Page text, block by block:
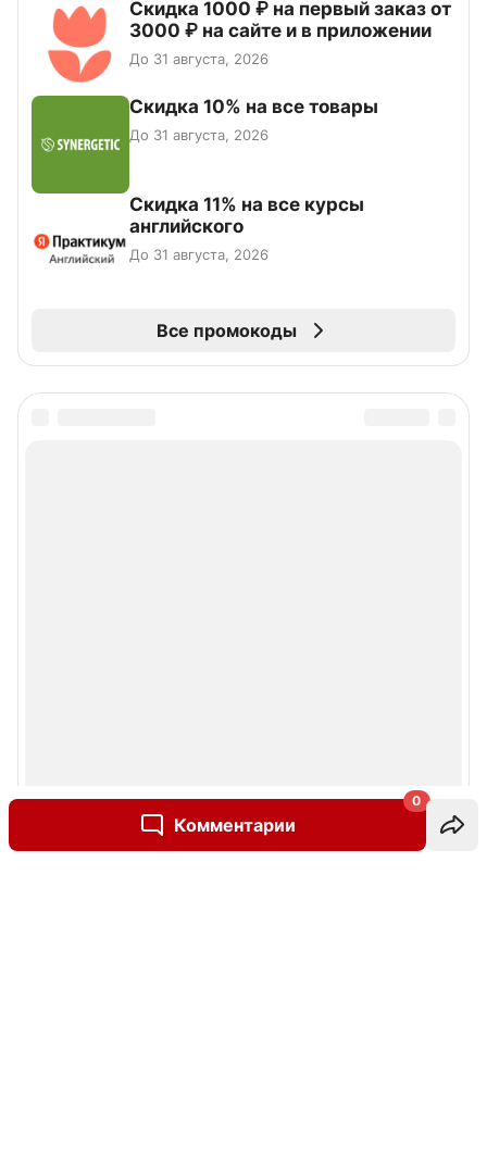
Комментарии
0
Скидка 1000 ₽ на первый заказ от
3000 ₽ на сайте и в приложении
До 31 августа, 2026
Скидка 10% на все товары
До 31 августа, 2026
Скидка 11% на все курсы
английского
До 31 августа, 2026
Все промокоды